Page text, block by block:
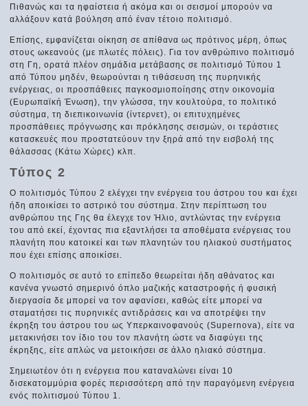
Πιθανώς και τα ηφαίστεια ή ακόμα και οι σεισμοί μπορούν να
αλλάξουν κατά βούληση από έναν τέτοιο πολιτισμό.
Επίσης, εμφανίζεται οίκηση σε απίθανα ως πρότινος μέρη, όπως
στους ωκεανούς (με πλωτές πόλεις). Για τον ανθρώπινο πολιτισμό
στη Γη, ορατά πλέον σημάδια μετάβασης σε πολιτισμό Τύπου 1
από Τύπου μηδέν, θεωρούνται η τιθάσευση της πυρηνικής
ενέργειας, οι προσπάθειες παγκοσμιοποίησης στην οικονομία
(Ευρωπαϊκή Ένωση), την γλώσσα, την κουλτούρα, το πολιτικό
σύστημα, τη διεπικοινωνία (ίντερνετ), οι επιτυχημένες
προσπάθειες πρόγνωσης και πρόκλησης σεισμών, οι τεράστιες
κατασκευές που προστατεύουν την ξηρά από την εισβολή της
θάλασσας (Κάτω Χώρες) κλπ.
Τύπος 2
Ο πολιτισμός Τύπου 2 ελέγχει την ενέργεια του άστρου του και έχει
ήδη αποικίσει το αστρικό του σύστημα. Στην περίπτωση του
ανθρώπου της Γης θα έλεγχε τον Ήλιο, αντλώντας την ενέργεια
του από εκεί, έχοντας πια εξαντλήσει τα αποθέματα ενέργειας του
πλανήτη που κατοικεί και των πλανητών του ηλιακού συστήματος
που έχει επίσης αποικίσει.
Ο πολιτισμός σε αυτό το επίπεδο θεωρείται ήδη αθάνατος και
κανένα γνωστό σημερινό όπλο μαζικής καταστροφής ή φυσική
διεργασία δε μπορεί να τον αφανίσει, καθώς είτε μπορεί να
σταματήσει τις πυρηνικές αντιδράσεις και να αποτρέψει την
έκρηξη του άστρου του ως Υπερκαινοφανούς (Supernova), είτε να
μετακινήσει τον ίδιο του τον πλανήτη ώστε να διαφύγει της
έκρηξης, είτε απλώς να μετοικήσει σε άλλο ηλιακό σύστημα.
Σημειωτέον ότι η ενέργεια που καταναλώνει είναι 10
δισεκατομμύρια φορές περισσότερη από την παραγόμενη ενέργεια
ενός πολιτισμού Τύπου 1.